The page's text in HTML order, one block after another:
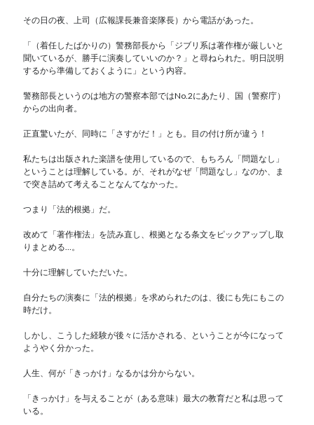
その日の夜、上司（広報課長兼音楽隊長）から電話があった。
「（着任したばかりの）警務部長から「ジブリ系は著作権が厳しいと
聞いているが、勝手に演奏していいのか？」と尋ねられた。明日説明
するから準備しておくように」という内容。
警務部長というのは地方の警察本部ではNo.2にあたり、国（警察庁）
からの出向者。
正直驚いたが、同時に「さすがだ！」とも。目の付け所が違う！
私たちは出版された楽譜を使用しているので、もちろん「問題なし」
ということは理解している。が、それがなぜ「問題なし」なのか、ま
で突き詰めて考えることなんてなかった。
つまり「法的根拠」だ。
改めて「著作権法」を読み直し、根拠となる条文をピックアップし取
りまとめる…。
十分に理解していただいた。
自分たちの演奏に「法的根拠」を求められたのは、後にも先にもこの
時だけ。
しかし、こうした経験が後々に活かされる、ということが今になって
ようやく分かった。
人生、何が「きっかけ」なるかは分からない。
「きっかけ」を与えることが（ある意味）最大の教育だと私は思って
いる。